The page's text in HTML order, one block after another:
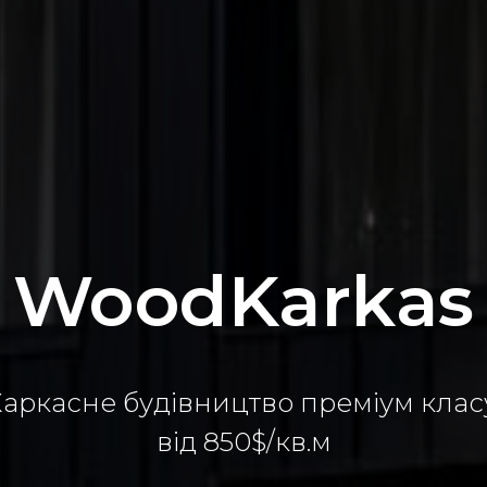
WoodKarkas
будівництво преміум
від 850$/кв.м